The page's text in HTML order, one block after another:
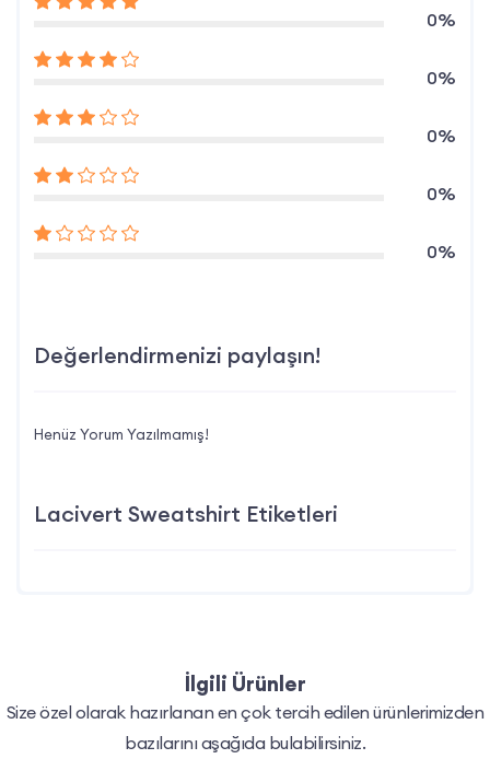
0%
0%
0%
0%
0%
Değerlendirmenizi paylaşın!
Henüz Yorum Yazılmamış!
Lacivert Sweatshirt Etiketleri
İlgili Ürünler
Size özel olarak hazırlanan en çok tercih edilen ürünlerimizden
bazılarını aşağıda bulabilirsiniz.